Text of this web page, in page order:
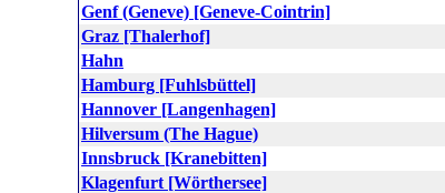
Genf (Geneve) [Geneve-Cointrin]
Graz [Thalerhof]
Hahn
Hamburg [Fuhlsbüttel]
Hannover [Langenhagen]
Hilversum (The Hague)
Innsbruck [Kranebitten]
Klagenfurt [Wörthersee]